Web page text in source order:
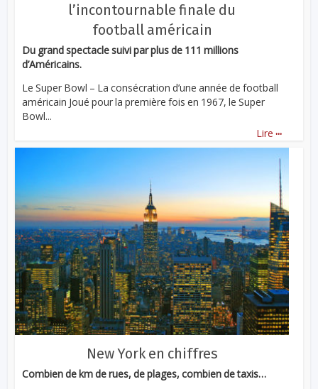
l’incontournable finale du
football américain
Du grand spectacle suivi par plus de 111 millions
d’Américains.
Le Super Bowl – La consécration d’une année de football
américain Joué pour la première fois en 1967, le Super
Bowl...
Lire ...
New York en chiffres
Combien de km de rues, de plages, combien de taxis…